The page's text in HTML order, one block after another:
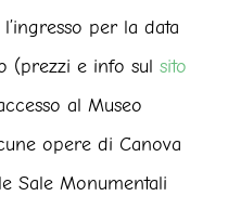
per la data
(prezzi e info sul sito
al Museo
opere di Canova
Sale Monumentali